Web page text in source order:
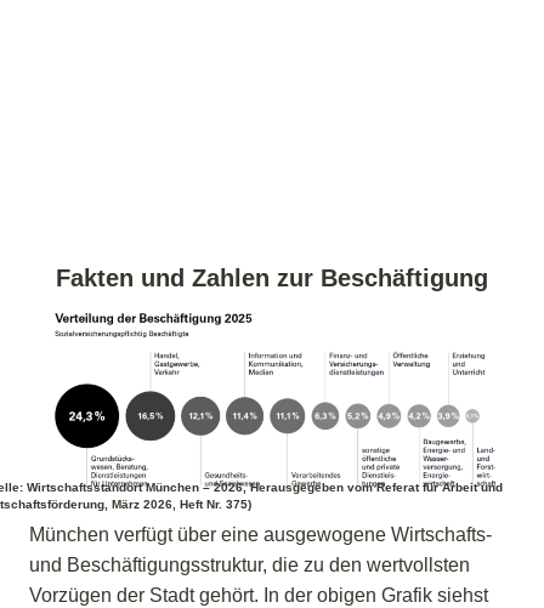
Fakten und Zahlen zur Beschäftigung
: Wirtschaftsstandort München – 2026, Herausgegeben vom Referat für Arbeit und
März 2026, Heft Nr. 375)
München verfügt über eine ausgewogene Wirtschafts-
und Beschäftigungsstruktur, die zu den wertvollsten
Vorzügen der Stadt gehört. In der obigen Grafik siehst